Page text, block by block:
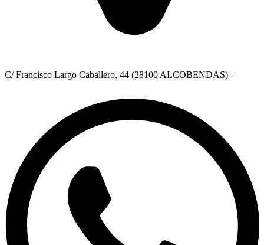
C/ Francisco Largo Caballero, 44 (28100 ALCOBENDAS) -